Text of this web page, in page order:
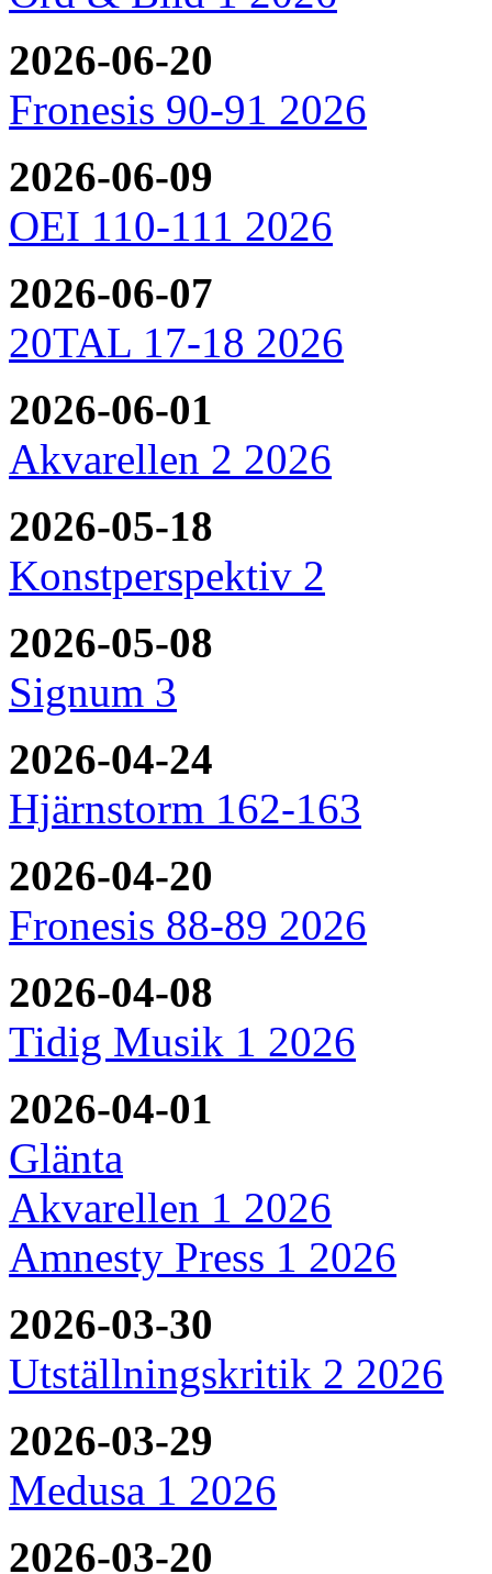
2026-06-20
Fronesis 90-91 2026
2026-06-09
OEI 110-111 2026
2026-06-07
20TAL 17-18 2026
2026-06-01
Akvarellen 2 2026
2026-05-18
Konstperspektiv 2
2026-05-08
Signum 3
2026-04-24
Hjärnstorm 162-163
2026-04-20
Fronesis 88-89 2026
2026-04-08
Tidig Musik 1 2026
2026-04-01
Glänta
Akvarellen 1 2026
Amnesty Press 1 2026
2026-03-30
Utställningskritik 2 2026
2026-03-29
Medusa 1 2026
2026-03-20